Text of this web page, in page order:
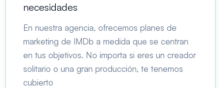
necesidades
En nuestra agencia, ofrecemos planes de
marketing de IMDb a medida que se centran
en tus objetivos. No importa si eres un creador
solitario o una gran producción, te tenemos
cubierto